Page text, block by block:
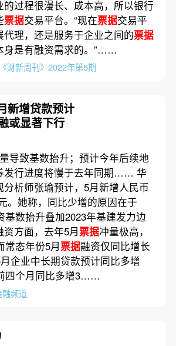
过程很漫长、成本高，所以银行
票据交易平台。“现在票据交易平
代理，还是服务于企业之间的票据
身是有融资需求的。”……
《财新周刊》2022年第5期
新增贷款预计
或显著下行
导致基数抬升；预计今年后续地
发行进度将慢于去年同期…… 华
析师张瑜预计，5月新增人民币
。她称，同比少增的原因在于
基数抬升叠加2023年基建发力边
资方面，去年5月票据冲量极高，
常态年份5月票据融资仅同比增长
企业中长期贷款预计同比多增
四个月同比多增3……
融频道